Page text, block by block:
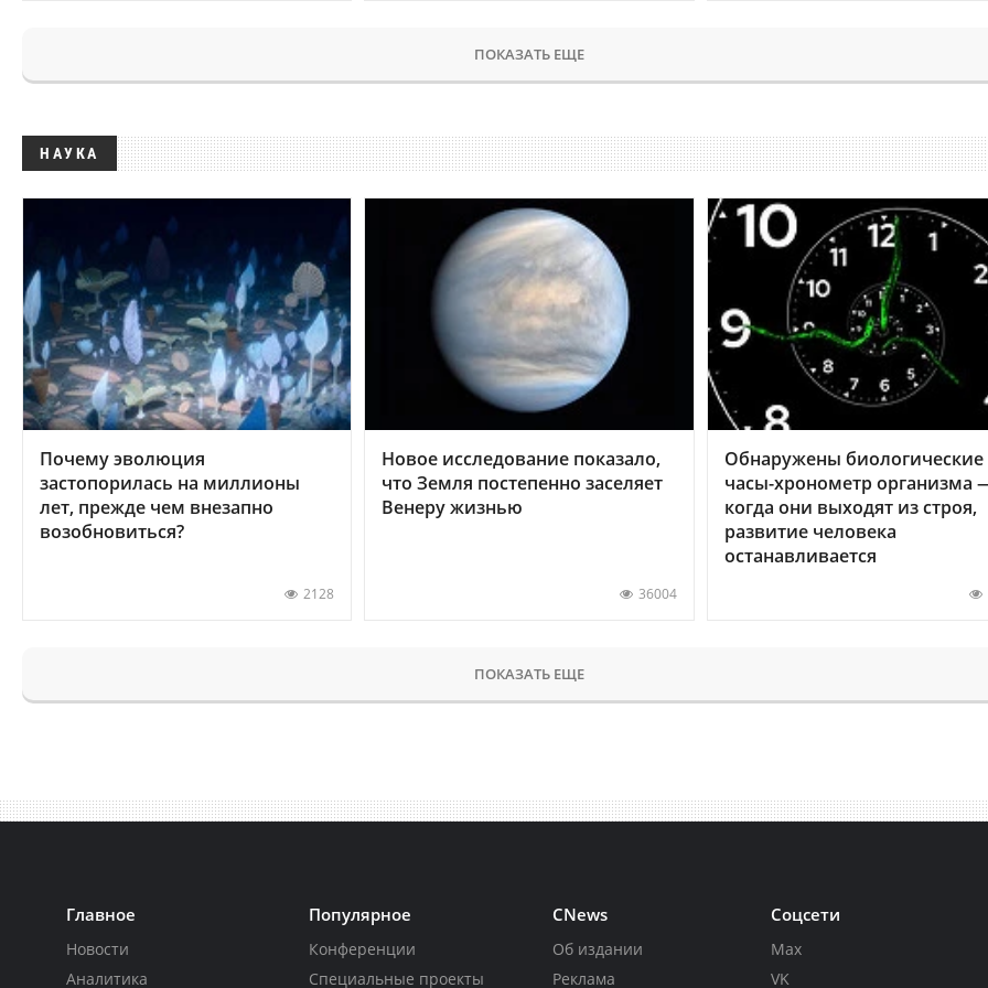
ПОКАЗАТЬ ЕЩЕ
НАУКА
Почему эволюция
застопорилась на миллионы
лет, прежде чем внезапно
возобновиться?
2128
Новое исследование показало,
что Земля постепенно заселяет
Венеру жизнью
36004
Обнаружены биологические
часы-хронометр организма
когда они выходят из строя,
развитие человека
останавливается
ПОКАЗАТЬ ЕЩЕ
Главное
Новости
Аналитика
Популярное
Конференции
Специальные проекты
CNews
Об издании
Реклама
Соцсети
Max
VK